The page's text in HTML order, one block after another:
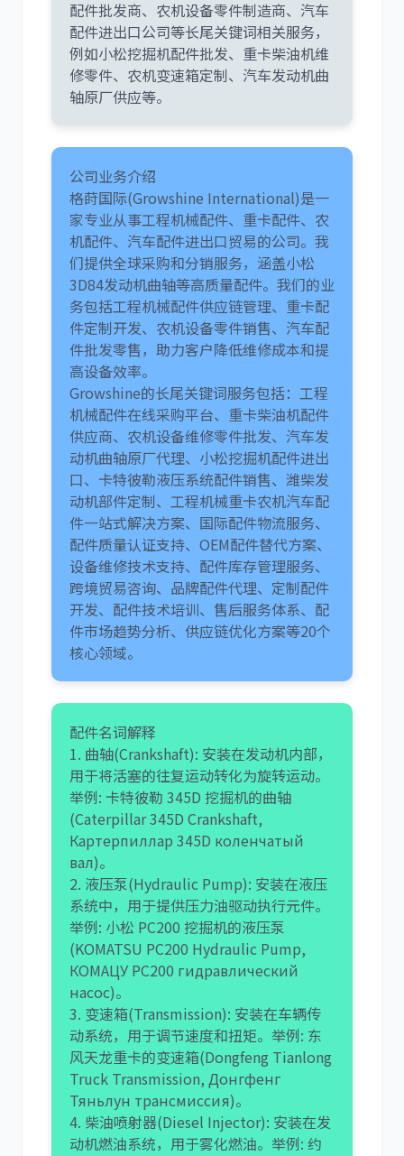
尼桑 依维柯
配件批发商、农机设备零件制造商、汽车
配件进出口公司等长尾关键词相关服务，
例如小松挖掘机配件批发、重卡柴油机维
修零件、农机变速箱定制、汽车发动机曲
轴原厂供应等。
公司业务介绍
格莳国际(Growshine International)是一
家专业从事工程机械配件、重卡配件、农
机配件、汽车配件进出口贸易的公司。我
们提供全球采购和分销服务，涵盖小松
3D84发动机曲轴等高质量配件。我们的业
务包括工程机械配件供应链管理、重卡配
件定制开发、农机设备零件销售、汽车配
件批发零售，助力客户降低维修成本和提
高设备效率。
Growshine的长尾关键词服务包括：工程
机械配件在线采购平台、重卡柴油机配件
供应商、农机设备维修零件批发、汽车发
动机曲轴原厂代理、小松挖掘机配件进出
口、卡特彼勒液压系统配件销售、潍柴发
动机部件定制、工程机械重卡农机汽车配
件一站式解决方案、国际配件物流服务、
配件质量认证支持、OEM配件替代方案、
设备维修技术支持、配件库存管理服务、
跨境贸易咨询、品牌配件代理、定制配件
开发、配件技术培训、售后服务体系、配
件市场趋势分析、供应链优化方案等20个
核心领域。
配件名词解释
1. 曲轴(Crankshaft): 安装在发动机内部，
用于将活塞的往复运动转化为旋转运动。
举例: 卡特彼勒 345D 挖掘机的曲轴
(Caterpillar 345D Crankshaft,
Картерпиллар 345D коленчатый
вал)。
2. 液压泵(Hydraulic Pump): 安装在液压
系统中，用于提供压力油驱动执行元件。
举例: 小松 PC200 挖掘机的液压泵
(KOMATSU PC200 Hydraulic Pump,
КОМАЦУ PC200 гидравлический
насос)。
3. 变速箱(Transmission): 安装在车辆传
动系统，用于调节速度和扭矩。举例: 东
风天龙重卡的变速箱(Dongfeng Tianlong
Truck Transmission, Донгфенг
Тяньлун трансмиссия)。
4. 柴油喷射器(Diesel Injector): 安装在发
动机燃油系统，用于雾化燃油。举例: 约